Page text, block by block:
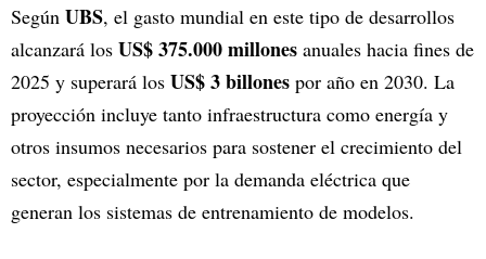
Según UBS, el gasto mundial en este tipo de desarrollos
alcanzará los US$ 375.000 millones anuales hacia fines de
2025 y superará los US$ 3 billones por año en 2030. La
proyección incluye tanto infraestructura como energía y
otros insumos necesarios para sostener el crecimiento del
sector, especialmente por la demanda eléctrica que
generan los sistemas de entrenamiento de modelos.